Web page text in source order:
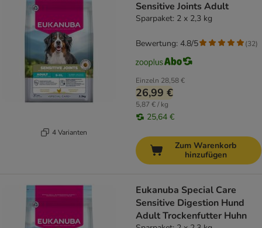
4 Varianten
Sensitive Joints Adult
Sparpaket: 2 x 2,3 kg
Einzeln 28,58 €
26,99 €
5,87 € / kg
25,64 €
Bewertung: 4.8/5 (32)
Zum Warenkorb
hinzufügen
Eukanuba Special Care
Sensitive Digestion Hund
Adult Trockenfutter Huhn